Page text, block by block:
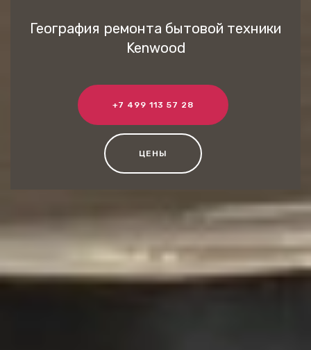
География ремонта бытовой техники
Kenwood
+7 499 113 57 28
ЦЕНЫ